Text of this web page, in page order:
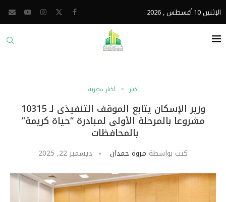
الإثنين 10 أغسطس , 2026
أخبار أخبار مصرية
وزير الإسكان يتابع الموقف التنفيذى لـ 10315
مشروعا بالمرحلة الأولى لمبادرة “حياة كريمة”
بالمحافظات
كتب بواسطة مروة حمدان ديسمبر 22, 2025